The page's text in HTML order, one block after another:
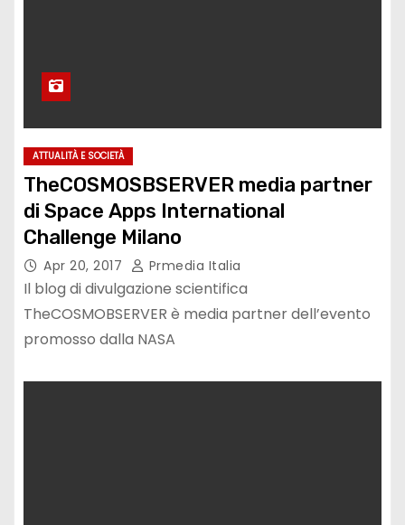
ATTUALITÀ E SOCIETÀ
TheCOSMOSBSERVER media partner
di Space Apps International
Challenge Milano
Apr 20, 2017 Prmedia Italia
Il blog di divulgazione scientifica
TheCOSMOBSERVER è media partner dell’evento
promosso dalla NASA